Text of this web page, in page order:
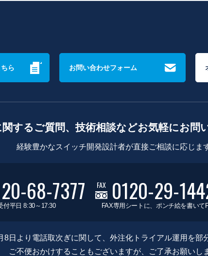
ら お問い合わせフォーム
するご質問、技術相談などお気軽にお問
経験豊かなスイッチ開発設計者が直接ご相談に応じま
68-7377
付平日 8:30～17:30
FAX 0120-29-
FAX専用シートに、ポンチ絵を書いて
日より電話取次ぎに関して、外注化トライアル運用を部
ご不便おかけすることもございますが、ご了承お願いし